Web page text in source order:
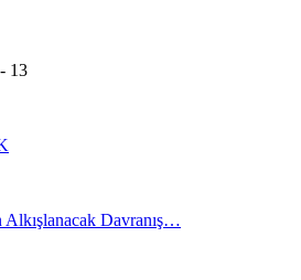
13
Davranış…